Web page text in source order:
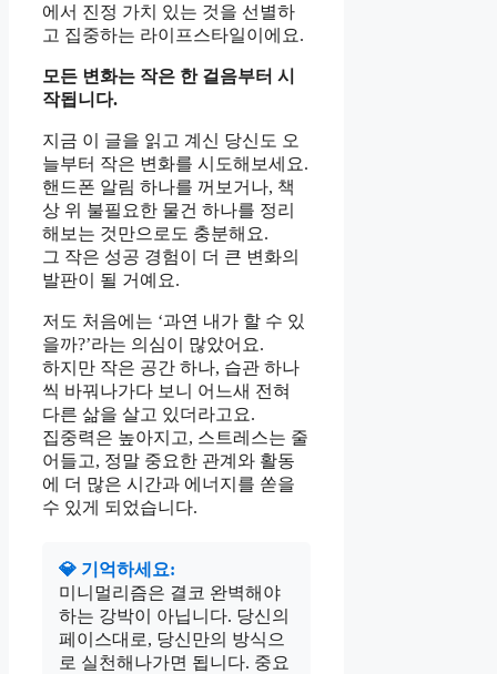
에서 진정 가치 있는 것을 선별하
고 집중하는 라이프스타일이에요.
모든 변화는 작은 한 걸음부터 시
작됩니다.
지금 이 글을 읽고 계신 당신도 오
늘부터 작은 변화를 시도해보세요.
핸드폰 알림 하나를 꺼보거나, 책
상 위 불필요한 물건 하나를 정리
해보는 것만으로도 충분해요.
그 작은 성공 경험이 더 큰 변화의
발판이 될 거예요.
저도 처음에는 ‘과연 내가 할 수 있
을까?’라는 의심이 많았어요.
하지만 작은 공간 하나, 습관 하나
씩 바꿔나가다 보니 어느새 전혀
다른 삶을 살고 있더라고요.
집중력은 높아지고, 스트레스는 줄
어들고, 정말 중요한 관계와 활동
에 더 많은 시간과 에너지를 쏟을
수 있게 되었습니다.
💎 기억하세요:
미니멀리즘은 결코 완벽해야
하는 강박이 아닙니다. 당신의
페이스대로, 당신만의 방식으
로 실천해나가면 됩니다. 중요